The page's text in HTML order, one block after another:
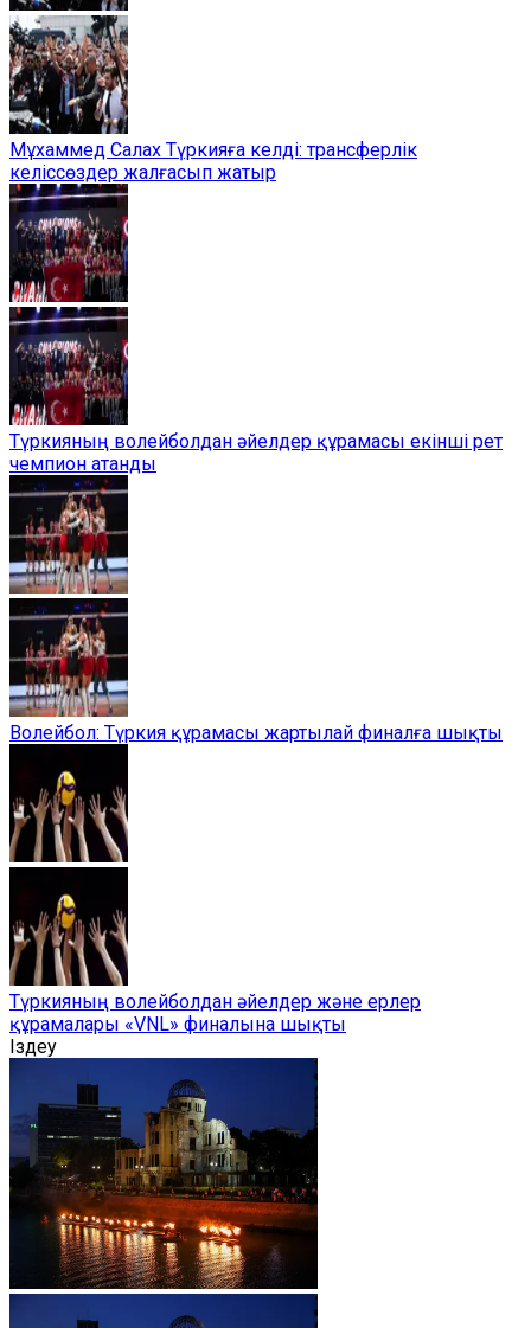
Мұхаммед Салах Түркияға келді: трансферлік
келіссөздер жалғасып жатыр
Түркияның волейболдан әйелдер құрамасы екінші рет
чемпион атанды
Волейбол: Түркия құрамасы жартылай финалға шықты
Түркияның волейболдан әйелдер және ерлер
құрамалары «VNL» финалына шықты
Іздеу